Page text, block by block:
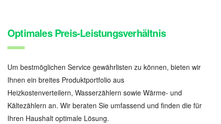
Optimales Preis-Leistungsverhältnis
Um bestmöglichen Service gewährlisten zu können, bieten wir
Ihnen ein breites Produktportfolio aus
Heizkostenverteilern, Wasserzählern sowie Wärme- und
Kältezählern an. Wir beraten Sie umfassend und finden die für
Ihren Haushalt optimale Lösung.